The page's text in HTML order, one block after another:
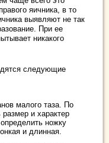
яичника, в то
выявляют не так
При ее
никакого
следующие
малого таза. По
и характер
ножку
и длинная.